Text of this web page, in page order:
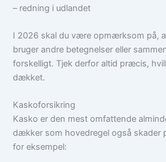
– redning i udlandet
I 2026 skal du være opmærksom på,
bruger andre betegnelser eller
forskelligt. Tjek derfor altid præcis,
dækket.
Kaskoforsikring
Kasko er den mest omfattende
dækker som hovedregel også skader
for eksempel: